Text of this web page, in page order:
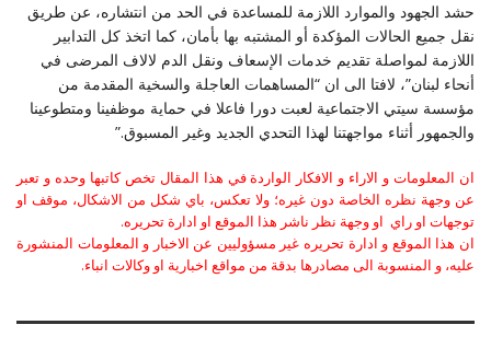
حشد الجهود والموارد اللازمة للمساعدة في الحد من انتشاره، عن طريق
نقل جميع الحالات المؤكدة أو المشتبه بها بأمان، كما اتخذ كل التدابير
اللازمة لمواصلة تقديم خدمات الإسعاف ونقل الدم لالاف المرضى في
أنحاء لبنان”، لافتا الى ان “المساهمات العاجلة والسخية المقدمة من
مؤسسة سيتي الاجتماعية لعبت دورا فاعلا في حماية موظفينا ومتطوعينا
والجمهور أثناء مواجهتنا لهذا التحدي الجديد وغير المسبوق.”
ان المعلومات و الاراء و الافكار الواردة في هذا المقال تخص كاتبها وحده و تعبر
عن وجهة نظره الخاصة دون غيره؛ ولا تعكس، باي شكل من الاشكال، موقف او
توجهات او راي او وجهة نظر ناشر هذا الموقع او ادارة تحريره.
ان هذا الموقع و ادارة تحريره غير مسؤوليين عن الاخبار و المعلومات المنشورة
عليه، و المنسوبة الى مصادرها بدقة من مواقع اخبارية او وكالات انباء.